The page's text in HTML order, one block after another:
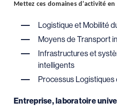
Mettez ces domaines d’activité
Logistique et Mobilité
Moyens de Transport
Infrastructures et
intelligents
Processus
Entreprise, laboratoire